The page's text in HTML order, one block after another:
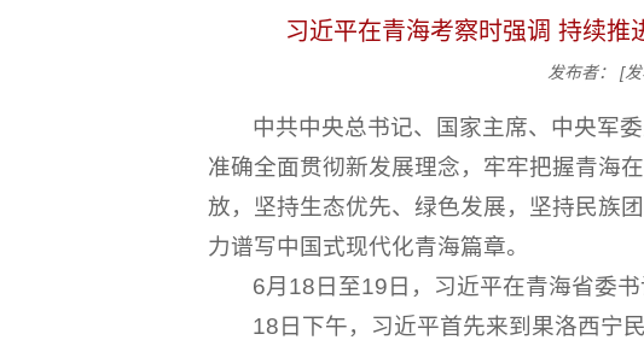
习近平在青海考察时强调 持续
发布者： [
中共中央总书记、国家主席、中央军
准确全面贯彻新发展理念，牢牢把握青海
放，坚持生态优先、绿色发展，坚持民族
力谱写中国式现代化青海篇章。
6月18日至19日，习近平在青海省委
18日下午，习近平首先来到果洛西宁